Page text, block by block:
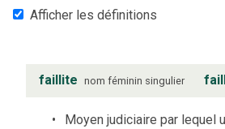
Afficher les définitions
faillite nom féminin singulier
Moyen judiciaire par lequel